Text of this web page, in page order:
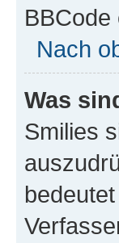
BBCode
Nach
Was
Smilies